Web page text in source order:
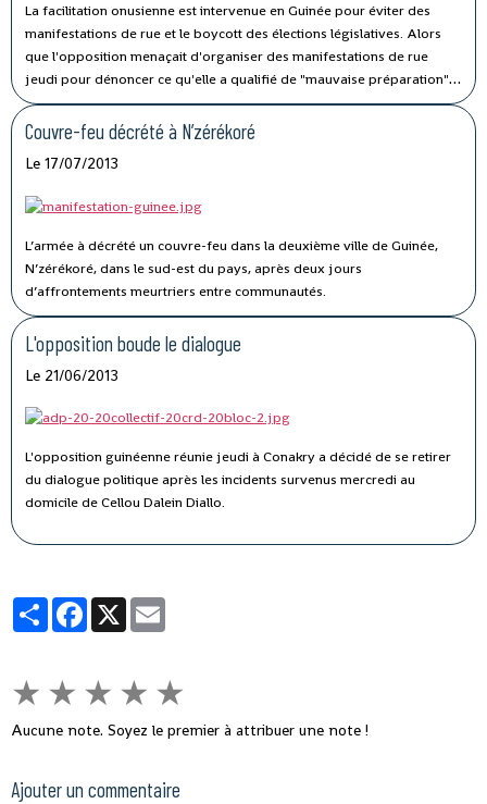
La facilitation onusienne est intervenue en Guinée pour éviter des
manifestations de rue et le boycott des élections législatives. Alors
que l'opposition menaçait d'organiser des manifestations de rue
jeudi pour dénoncer ce qu'elle a qualifié de "mauvaise préparation"
du scrutin prévue le 24 septembre prochain.
Couvre-feu décrété à N’zérékoré
Le 17/07/2013
L’armée à décrété un couvre-feu dans la deuxième ville de Guinée,
N’zérékoré, dans le sud-est du pays, après deux jours
d’affrontements meurtriers entre communautés.
L'opposition boude le dialogue
Le 21/06/2013
L'opposition guinéenne réunie jeudi à Conakry a décidé de se retirer
du dialogue politique après les incidents survenus mercredi au
domicile de Cellou Dalein Diallo.
PartagerFacebook
X
★ ★ ★ ★ ★
Aucune note. Soyez le premier à attribuer une note !
Ajouter un commentaire